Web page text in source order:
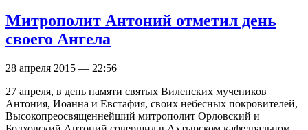
Митрополит Антоний отметил день
своего Ангела
28 апреля 2015 — 22:56
27 апреля, в день памяти святых Виленских мучеников
Антония, Иоанна и Евстафия, своих небесных покровителей,
Высокопреосвященнейший митрополит Орловский и